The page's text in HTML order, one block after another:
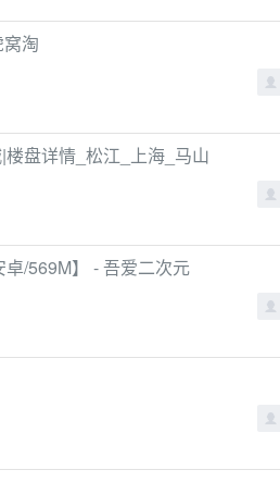
淘
盘详情_松江_上海_马山
卓/569M】 - 吾爱二次元